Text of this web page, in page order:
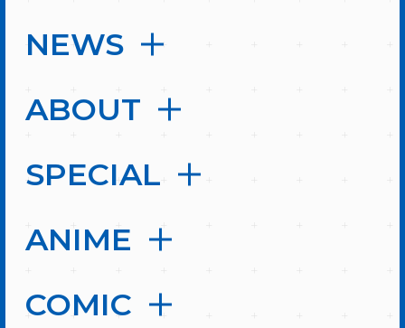
NEWS
ABOUT
SPECIAL
ANIME
COMIC